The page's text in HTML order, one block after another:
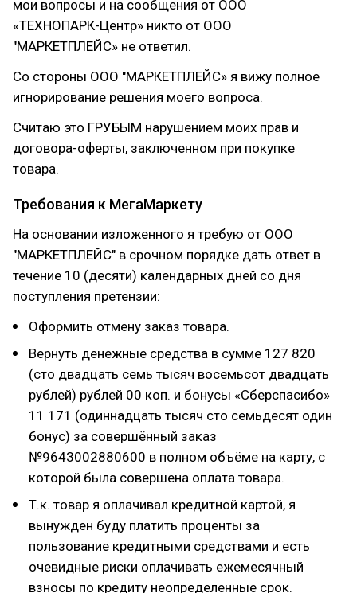
мои вопросы и на сообщения от ООО
«ТЕХНОПАРК-Центр» никто от ООО
"МАРКЕТПЛЕЙС» не ответил.
Со стороны ООО "МАРКЕТПЛЕЙС» я вижу полное
игнорирование решения моего вопроса.
Считаю это ГРУБЫМ нарушением моих прав и
договора-оферты, заключенном при покупке
товара.
Требования к МегаМаркету
На основании изложенного я требую от ООО
"МАРКЕТПЛЕЙС" в срочном порядке дать ответ в
течение 10 (десяти) календарных дней со дня
поступления претензии:
Оформить отмену заказ товара.
Вернуть денежные средства в сумме 127 820
(сто двадцать семь тысяч восемьсот двадцать
рублей) рублей 00 коп. и бонусы «Сберспасибо»
11 171 (одиннадцать тысяч сто семьдесят один
бонус) за совершённый заказ
№9643002880600 в полном объёме на карту, с
которой была совершена оплата товара.
Т.к. товар я оплачивал кредитной картой, я
вынужден буду платить проценты за
пользование кредитными средствами и есть
очевидные риски оплачивать ежемесячный
взносы по кредиту неопределенные срок.